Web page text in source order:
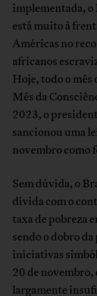
implementada, o
está muito à
Américas no
africanos
Hoje, todo o mês
Mês da
2023, o
sancionou uma
novembro como
Sem dúvida, o
dívida com o
taxa de pobreza
sendo o dobro
iniciativas
20 de novembro,
largamente